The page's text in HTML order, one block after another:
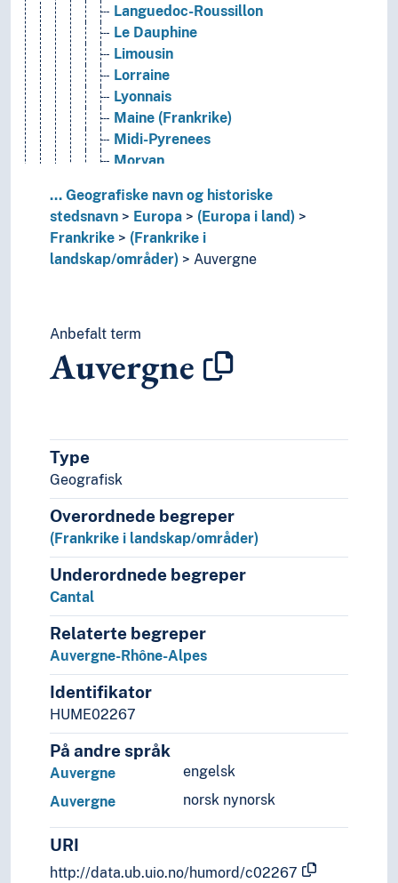
Languedoc-Roussillon
Le Dauphine
Limousin
Lorraine
Lyonnais
Maine (Frankrike)
Midi-Pyrenees
Morvan
Nord-Pas-de-Calais
Perche
Perigord
Picardie
Savoie
Valois
Færøyene
Georgia (Europa)
Gibraltar
Hellas
Irland (Republikk)
Island
Jugoslavia
Kroatia
Kypros
Latvia
Liechtenstein
Litauen
Luxembourg (Stat)
Malta
Moldova
Monaco
Nord-Makedonia (Republikk)
... Geografiske navn og historiske
stedsnavn
Europa
(Europa i land)
Frankrike
(Frankrike i
landskap/områder)
Auvergne
Anbefalt term
Auvergne
Type
Geografisk
Overordnede begreper
(Frankrike i landskap/områder)
Underordnede begreper
Cantal
Relaterte begreper
Auvergne-Rhône-Alpes
Identifikator
HUME02267
På andre språk
engelsk
Auvergne
norsk nynorsk
Auvergne
URI
http://data.ub.uio.no/humord/c02267